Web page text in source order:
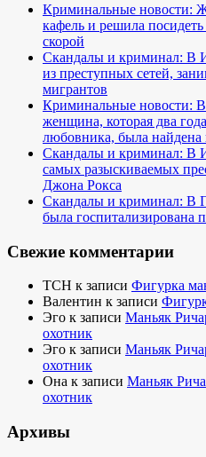
Криминальные новости:
кафель и решила
скорой
Скандалы и криминал: В
из преступных сетей,
мигрантов
Криминальные новости:
женщина, которая два
любовника, была найдена
Скандалы и криминал: В
самых разыскиваемых
Джона Рокса
Скандалы и криминал: В
была госпитализирована
Свежие комментарии
TCH к записи Фигурка
Валентин к записи
Эго к записи Маньяк
охотник
Эго к записи Маньяк
охотник
Она к записи Маньяк
охотник
Архивы